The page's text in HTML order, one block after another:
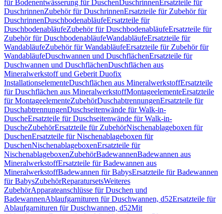
für Bodenentwässerung für DuschenDuschrinnenErsatzteile für
DuschrinnenZubehör für DuschrinnenErsatzteile für Zubehör für
DuschrinnenDuschbodenabläufeErsatzteile für
DuschbodenabläufeZubehör für DuschbodenabläufeErsatzteile für
Zubehör für DuschbodenabläufeWandabläufeErsatzteile für
WandabläufeZubehör für WandabläufeErsatzteile für Zubehör für
WandabläufeDuschwannen und DuschflächenErsatzteile für
Duschwannen und DuschflächenDuschflächen aus
Mineralwerkstoff und Geberit Duofix
InstallationselementeDuschflächen aus MineralwerkstoffErsatzteile
für Duschflächen aus MineralwerkstoffMontageelementeErsatzteile
für MontageelementeZubehörDuschabtrennungenErsatzteile für
DuschabtrennungenDuschseitenwände für Walk-in-
DuscheErsatzteile für Duschseitenwände für Walk-in-
DuscheZubehörErsatzteile für ZubehörNischenablageboxen für
DuschenErsatzteile für Nischenablageboxen für
DuschenNischenablageboxenErsatzteile für
NischenablageboxenZubehörBadewannenBadewannen aus
MineralwerkstoffErsatzteile für Badewannen aus
MineralwerkstoffBadewannen für BabysErsatzteile für Badewannen
für BabysZubehörReparatursetsWeiteres
ZubehörApparateanschlüsse für Duschen und
BadewannenAblaufgarnituren für Duschwannen, d52Ersatzteile für
Ablaufgarnituren für Duschwannen, d52Mit